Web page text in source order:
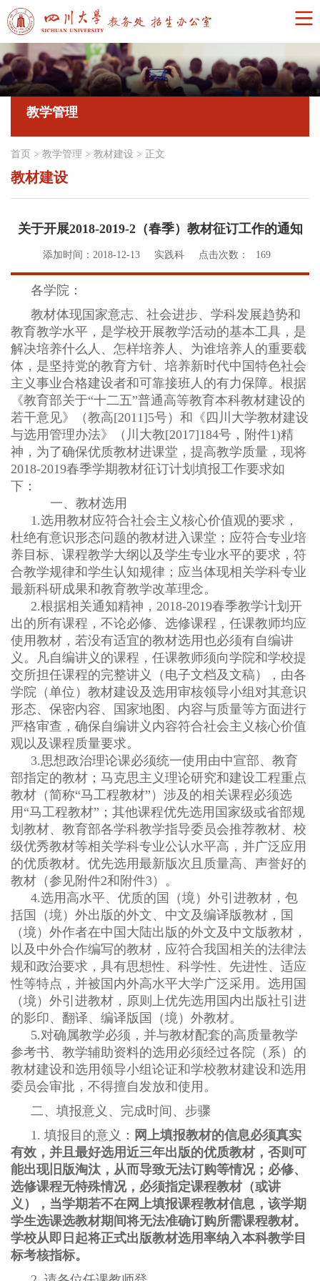
教学管理
首页 > 教学管理 > 教材建设 > 正文
教材建设
关于开展2018-2019-2（春季）教材征订工作的通知
添加时间：2018-12-13 实践科 点击次数： 169
各学院：
教材体现国家意志、社会进步、学科发展趋势和
教育教学水平，是学校开展教学活动的基本工具，是
解决培养什么人、怎样培养人、为谁培养人的重要载
体，是坚持党的教育方针、培养新时代中国特色社会
主义事业合格建设者和可靠接班人的有力保障。根据
《教育部关于“十二五”普通高等教育本科教材建设的
若干意见》（教高[2011]5号）和《四川大学教材建设
与选用管理办法》（川大教[2017]184号，附件1)精
神，为了确保优质教材进课堂，提高教学质量，现将
2018-2019春季学期教材征订计划填报工作要求如
下：
一、教材选用
1.选用教材应符合社会主义核心价值观的要求，
杜绝有意识形态问题的教材进入课堂；应符合专业培
养目标、课程教学大纲以及学生专业水平的要求，符
合教学规律和学生认知规律；应当体现相关学科专业
最新科研成果和教育教学改革理念。
2.根据相关通知精神， 2018-2019春季教学计划开
出的所有课程，不论必修、选修课程，任课教师均应
使用教材，若没有适宜的教材选用也必须有自编讲
义。凡自编讲义的课程，任课教师须向学院和学校提
交所担任课程的完整讲义（电子文档及文稿），由各
学院（单位）教材建设及选用审核领导小组对其意识
形态、保密内容、国家地图、内容与质量等方面进行
严格审查，确保自编讲义内容符合社会主义核心价值
观以及课程质量要求。
3.思想政治理论课必须统一使用由中宣部、教育
部指定的教材；马克思主义理论研究和建设工程重点
教材（简称“马工程教材” ）涉及的相关课程必须选
用 “马工程教材” ；其他课程优先选用国家级或省部规
划教材、教育部各学科教学指导委员会推荐教材、校
级优秀教材等相关学科专业公认水平高，并广泛应用
的优质教材。优先选用最新版次且质量高、声誉好的
教材（参见附件2和附件3）。
4.选用高水平、优质的国（境）外引进教材，包
括国（境）外出版的外文、中文及编译版教材，国
（境）外作者在中国大陆出版的外文及中文版教材，
以及中外合作编写的教材，应符合我国相关的法律法
规和政治要求，具有思想性、科学性、先进性、适应
性等特点，并被国内外高水平大学广泛采用。选用国
（境）外引进教材，原则上优先选用国内出版社引进
的影印、翻译、编译版国（境）外教材。
5.对确属教学必须，并与教材配套的高质量教学
参考书、教学辅助资料的选用必须经过各院（系）的
教材建设和选用领导小组论证和学校教材建设和选用
委员会审批，不得擅自发放和使用。
二、填报意义、完成时间、步骤
1. 填报目的意义： 网上填报教材的信息必须真实
有效，并且最好选用近三年出版的优质教材，否则可
能出现旧版淘汰，从而导致无法订购等情况；必修、
选修课程无特殊情况，必须指定课程教材（或讲
义），当学期若不在网上填报课程教材信息，该学期
学生选课选教材期间将无法准确订购所需课程教材。
学校从即日起将正式出版教材选用率纳入本科教学目
标考核指标。